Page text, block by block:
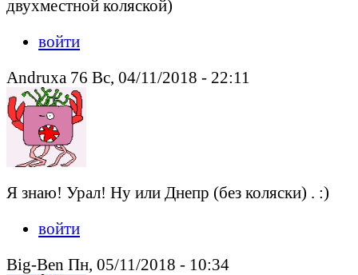
двухместной коляской)
войти
Andruxa 76 Вс, 04/11/2018 - 22:11
Я знаю! Урал! Ну или Днепр (без коляски) . :)
войти
Big-Ben Пн, 05/11/2018 - 10:34